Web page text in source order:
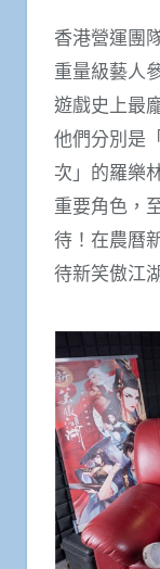
香港營運團
重量級藝人
遊戲史上最
他們分別是
次」的羅樂
重要角色，
待！在農曆
待新笑傲江